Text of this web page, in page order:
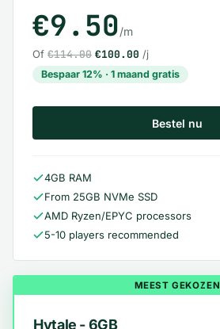
€9.50/m
Of €114.00 €100.00 /j
Bespaar 12% · 1 maand gratis
Bestel nu
4GB RAM
From 25GB NVMe SSD
AMD Ryzen/EPYC processors
5-10 players recommended
MEEST GEKOZEN
Hytale - 6GB